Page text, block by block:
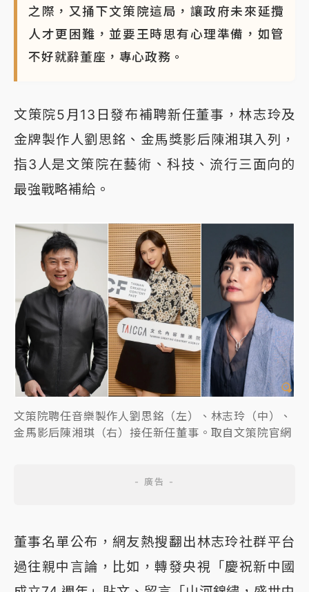
之際，又捅下文策院這局，讓政府未來延攬
人才更困難，並要王時思有心理準備，如管
不好就辭董座，專心政務。
文策院5月13日發布補聘新任董事，林志玲及
金牌製作人劉思銘、金馬獎影后陳湘琪入列，
指3人是文策院在藝術、科技、流行三面向的
最強戰略補給。
文策院聘任音樂製作人劉思銘（左）、林志玲（中）、
金馬影后陳湘琪（右）接任新任董事。取自文策院官網
董事名單公布，網友熱搜翻出林志玲社群平台
過往親中言論，比如，轉發央視「慶祝新中國